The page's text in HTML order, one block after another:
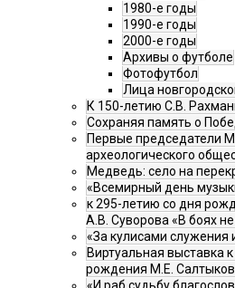
1980-е годы
1990-е годы
2000-е годы
Архивы о футболе
Фотофутбол
Лица
К 150-летию С.В.
Сохраняя память о
Первые председатели
археологического
Медведь: село на
«Всемирный день
к 295-летию со дня
А.В. Суворова «В боях
«За кулисами служения
Виртуальная выставка
рождения М.Е.